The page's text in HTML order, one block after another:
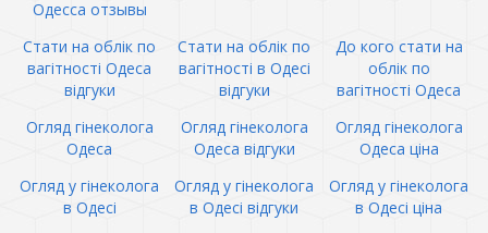
Одесса отзывы
Стати на облік по
вагітності Одеса
відгуки
Стати на облік по
вагітності в Одесі
відгуки
До кого стати на
облік по
вагітності Одеса
Огляд гінеколога
Одеса
Огляд гінеколога
Одеса відгуки
Огляд гінеколога
Одеса ціна
Огляд у гінеколога
в Одесі
Огляд у гінеколога
в Одесі відгуки
Огляд у гінеколога
в Одесі ціна